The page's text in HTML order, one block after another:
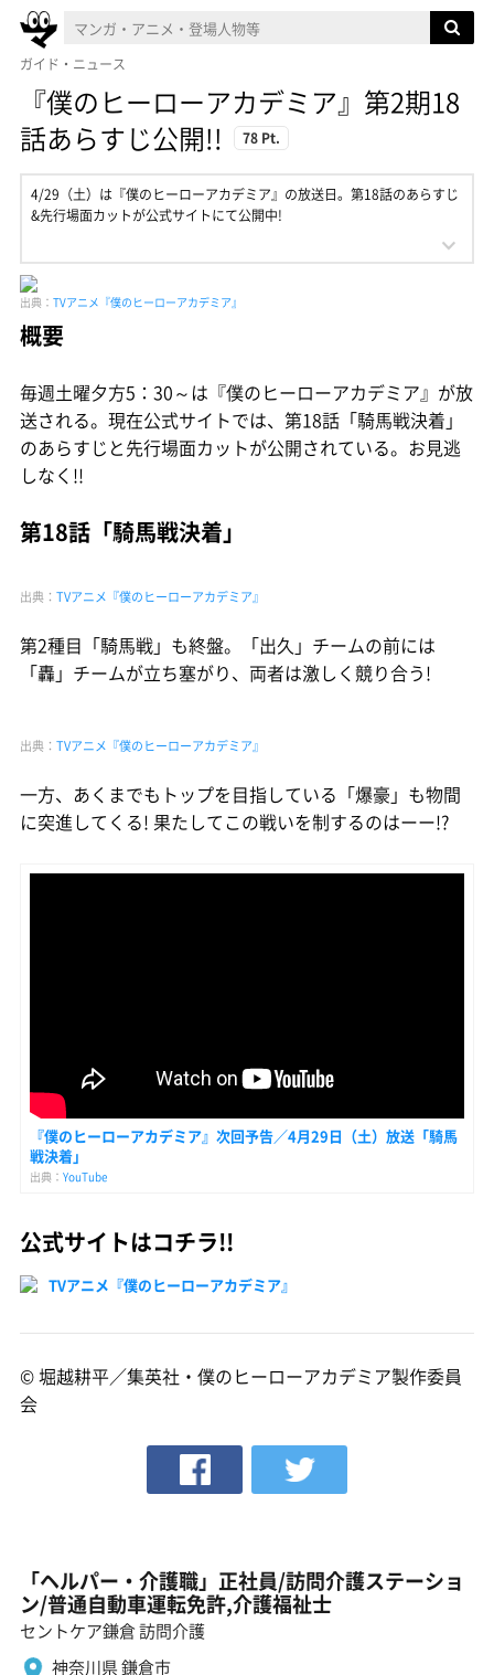
ガイド・ニュース
『僕のヒーローアカデミア』第2期18
話あらすじ公開!!
78 Pt.
4/29（土）は『僕のヒーローアカデミア』の放送日。第18話のあらすじ
&先行場面カットが公式サイトにて公開中!
出典： TVアニメ『僕のヒーローアカデミア』
概要
毎週土曜夕方5：30～は『僕のヒーローアカデミア』が放
送される。現在公式サイトでは、第18話「騎馬戦決着」
のあらすじと先行場面カットが公開されている。お見逃
しなく!!
第18話「騎馬戦決着」
出典： TVアニメ『僕のヒーローアカデミア』
第2種目「騎馬戦」も終盤。「出久」チームの前には
「轟」チームが立ち塞がり、両者は激しく競り合う!
出典： TVアニメ『僕のヒーローアカデミア』
一方、あくまでもトップを目指している「爆豪」も物間
に突進してくる! 果たしてこの戦いを制するのはーー!?
『僕のヒーローアカデミア』次回予告／4月29日（土）放送「騎馬
戦決着」
出典： YouTube
公式サイトはコチラ!!
TVアニメ『僕のヒーローアカデミア』
© 堀越耕平／集英社・僕のヒーローアカデミア製作委員
会
「ヘルパー・介護職」正社員/訪問介護ステーショ
ン/普通自動車運転免許,介護福祉士
セントケア鎌倉 訪問介護
神奈川県 鎌倉市